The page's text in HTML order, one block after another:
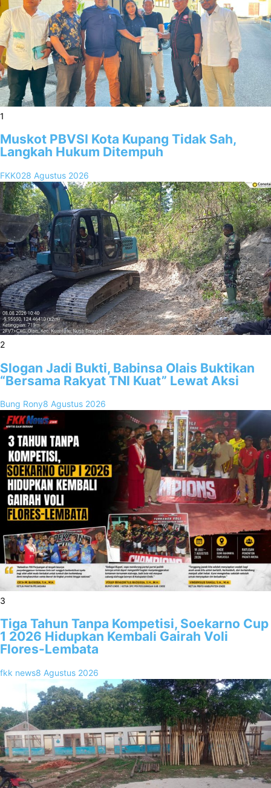
1
Muskot PBVSI Kota Kupang Tidak Sah,
Langkah Hukum Ditempuh
FKK028 Agustus 2026
2
Slogan Jadi Bukti, Babinsa Olais Buktikan
“Bersama Rakyat TNI Kuat” Lewat Aksi
Bung Rony8 Agustus 2026
3
Tiga Tahun Tanpa Kompetisi, Soekarno Cup
1 2026 Hidupkan Kembali Gairah Voli
Flores-Lembata
fkk news8 Agustus 2026